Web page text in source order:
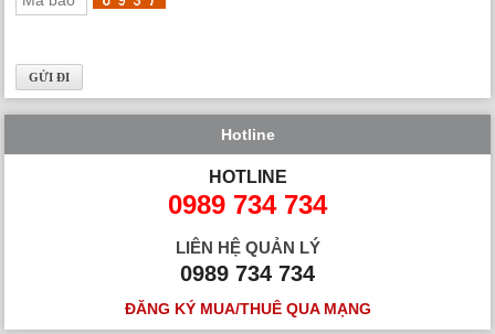
Hotline
HOTLINE
0989 734 734
LIÊN HỆ QUẢN LÝ
0989 734 734
ĐĂNG KÝ MUA/THUÊ QUA MẠNG